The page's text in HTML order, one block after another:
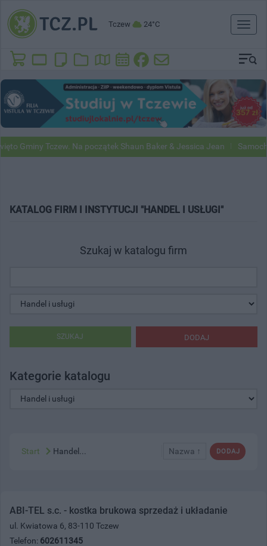
Tczew 24°C
Toggle
Gminy Tczew. Na początek Shaun Baker & Jessica Jean
KATALOG FIRM I INSTYTUCJI "HANDEL I USŁUGI"
Szukaj w katalogu firm
DODAJ
SZUKAJ
Kategorie katalogu
DODAJ
Nazwa ↑
Start Handel...
ABI-TEL s.c. - kostka brukowa sprzedaż i układanie
ul. Kwiatowa 6, 83-110 Tczew
Telefon: 602611345